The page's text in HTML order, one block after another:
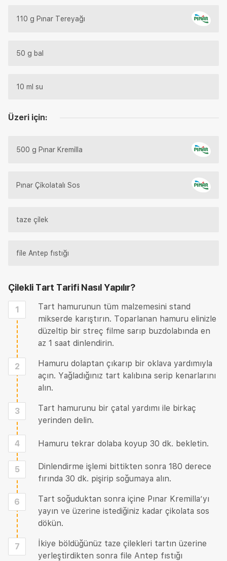
110 g Pınar Tereyağı
50 g bal
10 ml su
Üzeri için:
500 g Pınar Kremilla
Pınar Çikolatalı Sos
taze çilek
file Antep fıstığı
Çilekli Tart Tarifi Nasıl Yapılır?
1
Tart hamurunun tüm malzemesini stand
mikserde karıştırın. Toparlanan hamuru elinizle
düzeltip bir streç filme sarıp buzdolabında en
az 1 saat dinlendirin.
2
Hamuru dolaptan çıkarıp bir oklava yardımıyla
açın. Yağladığınız tart kalıbına serip kenarlarını
alın.
3
Tart hamurunu bir çatal yardımı ile birkaç
yerinden delin.
4 Hamuru tekrar dolaba koyup 30 dk. bekletin.
5
Dinlendirme işlemi bittikten sonra 180 derece
fırında 30 dk. pişirip soğumaya alın.
6
Tart soğuduktan sonra içine Pınar Kremilla’yı
yayın ve üzerine istediğiniz kadar çikolata sos
dökün.
7
İkiye böldüğünüz taze çilekleri tartın üzerine
yerleştirdikten sonra file Antep fıstığı